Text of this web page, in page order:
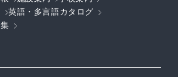
英語・多言語カタログ